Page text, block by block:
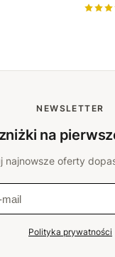
NEWSLETTER
na
najnowsze oferty
Polityka prywatności